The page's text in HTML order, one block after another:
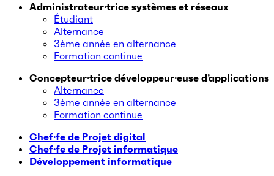
Administrateur·trice systèmes et réseaux
Étudiant
Alternance
3ème année en alternance
Formation continue
Concepteur·trice développeur·euse d’applications
Alternance
3ème année en alternance
Formation continue
Chef·fe de Projet digital
Chef·fe de Projet informatique
Développement informatique